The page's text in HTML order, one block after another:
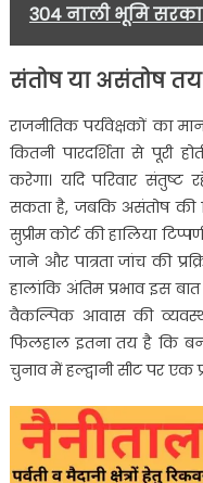
304 नाली भूमि
संतोष या असंतोष
राजनीतिक पर्यवेक्षकों का
कितनी पारदर्शिता से पूरी
करेगा। यदि परिवार संतुष्ट
सकता है, जबकि असंतोष की
सुप्रीम कोर्ट की हालिया
जाने और पात्रता जांच की
हालांकि अंतिम प्रभाव इस
वैकल्पिक आवास की
फिलहाल इतना तय है कि
चुनाव में हल्द्वानी सीट पर